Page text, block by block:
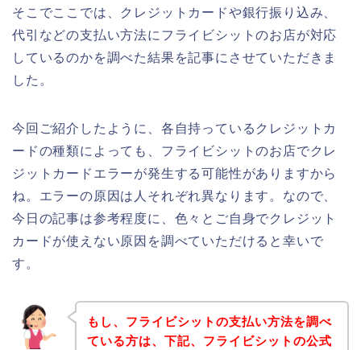
そこでここでは、クレジットカードや銀行振り込み、
代引などの支払い方法にフライビシットのお店が対応
しているのかを調べた結果を記事にさせていただきま
した。
今回ご紹介したように、各自持っているクレジットカ
ードの種類によっても、フライビシットのお店でクレ
ジットカードエラーが発生する可能性がありますから
ね。エラーの原因は人それぞれ異なります。なので、
今日の記事は参考程度に、色々とご自身でクレジット
カードが使えない原因を調べていただけると幸いで
す。
もし、フライビシットの支払い方法を調べ
ている方は、下記、フライビシットの公式